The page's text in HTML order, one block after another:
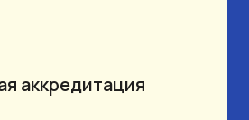
аккредитация